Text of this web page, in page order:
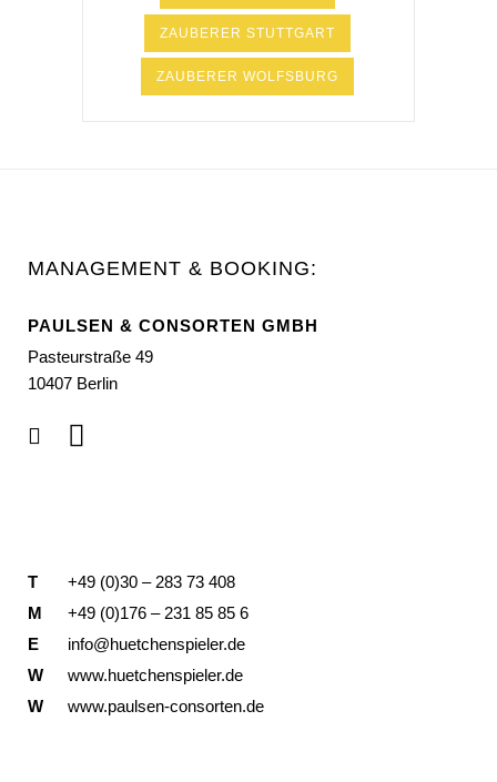
ZAUBERER STUTTGART
ZAUBERER WOLFSBURG
MANAGEMENT & BOOKING:
PAULSEN & CONSORTEN GMBH
Pasteurstraße 49
10407 Berlin
T
+49 (0)30 – 283 73 408
M
+49 (0)176 – 231 85 85 6
E
info@huetchenspieler.de
W
www.huetchenspieler.de
W
www.paulsen-consorten.de